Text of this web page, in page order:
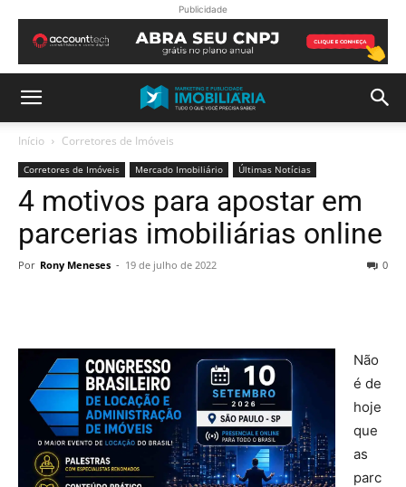
Publicidade
Início Corretores de Imóveis
Corretores de Imóveis Mercado Imobiliário Últimas Notícias
4 motivos para apostar em
parcerias imobiliárias online
Por Rony Meneses - 19 de julho de 2022 0
Não
é de
hoje
que
as
parc